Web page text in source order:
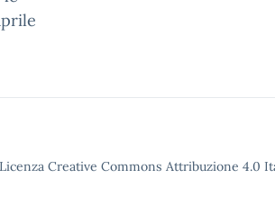
Creative Commons Attribuzione 4.0